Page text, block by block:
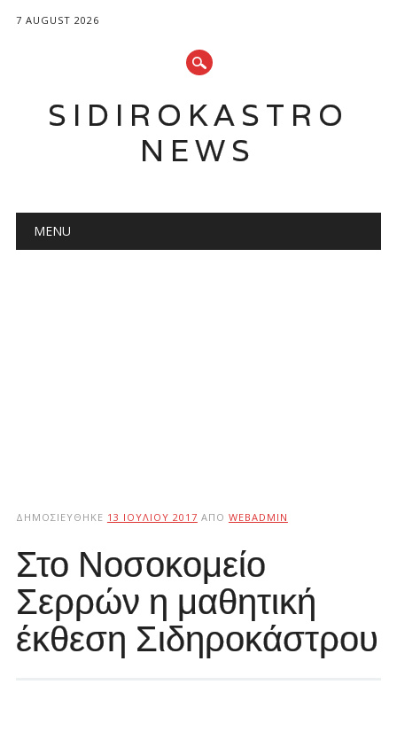
7 AUGUST 2026
SIDIROKASTRO
NEWS
Main menu
MENU
ΔΗΜΟΣΙΕΎΘΗΚΕ 13 ΙΟΥΛΊΟΥ 2017 ΑΠΌ WEBADMIN
Στο Νοσοκομείο
Σερρών η μαθητική
έκθεση Σιδηροκάστρου